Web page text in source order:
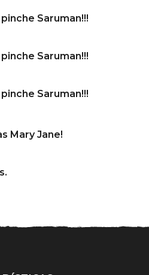
Saruman!!!
Saruman!!!
Saruman!!!
Mary Jane!